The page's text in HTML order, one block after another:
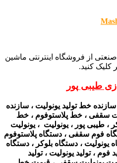
از فروشگاه اینترنتی ماشین
کلیک کنید.
طیبی پور
خط تولید یونولیت ، سازنده
سقفی ، خط پلاستوفوم ، خط
، طیبی پور ، یونولیت ، یونولیت
فوم سقفی ، دستگاه پلاستوفوم
، دستگاه بلوکر ، دستگاه
، تولید یونولیت ، تولید